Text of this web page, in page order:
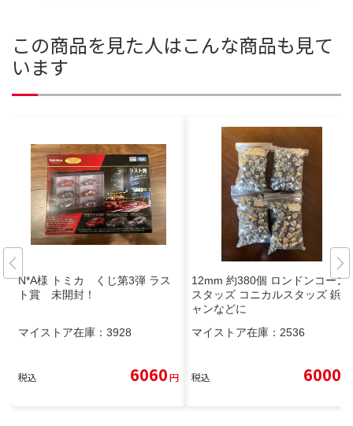
この商品を見た人はこんな商品も見て
います
N*A様 トミカ くじ第3弾 ラス
ト賞 未開封！
マイストア在庫： 3928
税込 6060円
12mm 約380個 ロンドンコーン
スタッズ コニカルスタッズ 鋲ジ
ャンなどに
マイストア在庫： 2536
税込 6000